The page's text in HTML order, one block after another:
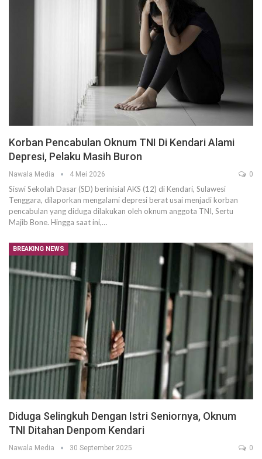
Korban Pencabulan Oknum TNI Di Kendari Alami
Depresi, Pelaku Masih Buron
Nawala Media 4 Mei 2026 0
Siswi Sekolah Dasar (SD) berinisial AKS (12) di Kendari, Sulawesi
Tenggara, dilaporkan mengalami depresi berat usai menjadi korban
pencabulan yang diduga dilakukan oleh oknum anggota TNI, Sertu
Majib Bone. Hingga saat ini,…
BREAKING NEWS
Diduga Selingkuh Dengan Istri Seniornya, Oknum
TNI Ditahan Denpom Kendari
Nawala Media 30 September 2025 0